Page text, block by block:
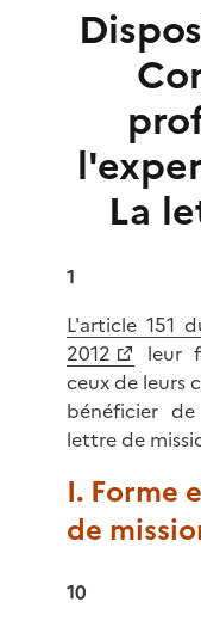
La
1
L'article 151
2012
leur
ceux de leurs
bénéficier
lettre de
I. Forme
de
10